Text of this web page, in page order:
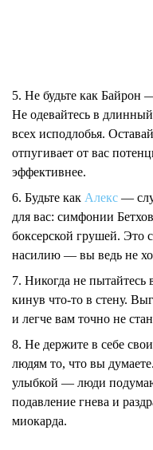
5. Не будьте как Байрон
Не одевайтесь в
всех исподлобья.
отпугивает от вас
эффективнее.
6. Будьте как Алекс —
для вас: симфонии
боксерской грушей. Это
насилию — вы ведь не
7. Никогда не пытайтесь
кинув что-то в стену.
и легче вам точно не
8. Не держите в себе
людям то, что вы
улыбкой — люди
подавление гнева и
миокарда.